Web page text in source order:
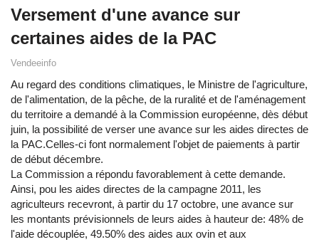
Versement d'une avance sur
certaines aides de la PAC
Vendeeinfo
Au regard des conditions climatiques, le Ministre de l'agriculture,
de l'alimentation, de la pêche, de la ruralité et de l'aménagement
du territoire a demandé à la Commission européenne, dès début
juin, la possibilité de verser une avance sur les aides directes de
la PAC.Celles-ci font normalement l'objet de paiements à partir
de début décembre.
La Commission a répondu favorablement à cette demande.
Ainsi, pou les aides directes de la campagne 2011, les
agriculteurs recevront, à partir du 17 octobre, une avance sur
les montants prévisionnels de leurs aides à hauteur de: 48% de
l'aide découplée, 49.50% des aides aux ovin et aux